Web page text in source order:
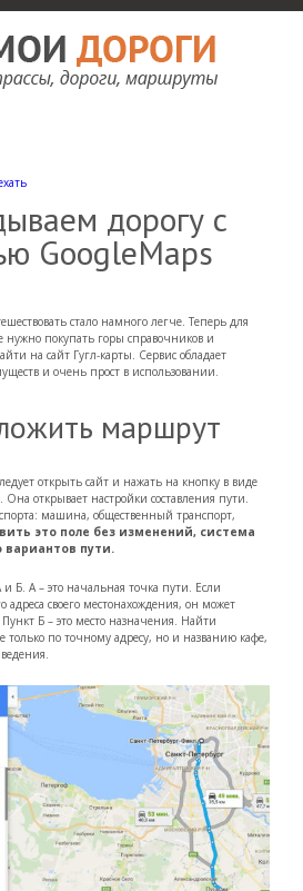
дорогу с
GoogleMaps
стало намного легче. Теперь для
нужно покупать горы справочников и
на сайт Гугл-карты. Сервис обладает
и очень прост в использовании.
маршрут
открыть сайт и нажать на кнопку в виде
открывает настройки составления пути.
машина, общественный транспорт,
это поле без изменений, система
вариантов пути.
Б. А – это начальная точка пути. Если
адреса своего местонахождения, он может
Пункт Б – это место назначения. Найти
по точному адресу, но и названию кафе,